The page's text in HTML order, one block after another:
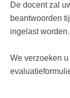
De docent zal
beantwoorden
ingelast worden.
We verzoeken